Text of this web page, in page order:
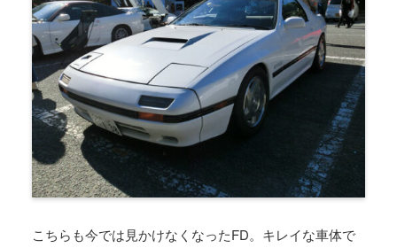
こちらも今では見かけなくなったFD。キレイな車体で